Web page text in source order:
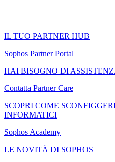
IL TUO PARTNER HUB
Sophos Partner Portal
HAI BISOGNO DI
Contatta Partner Care
SCOPRI COME
INFORMATICI
Sophos Academy
LE NOVITÀ DI SOPHOS